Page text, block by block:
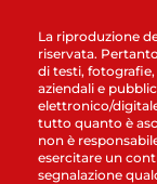
La riproduzione
riservata.
di testi,
aziendali e
elettronico/
tutto quanto è
non è
esercitare un
segnalazione